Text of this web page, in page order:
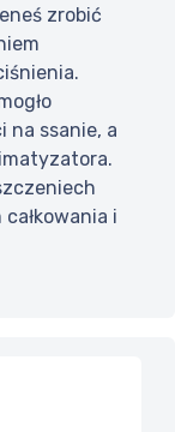
zrobić
na ssanie, a
i